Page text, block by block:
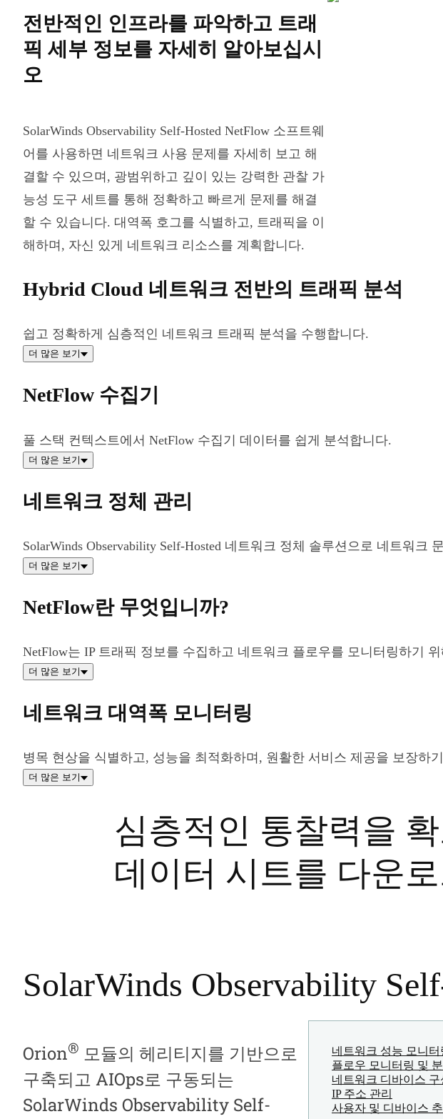
전반적인 인프라를 파악하고 트래
픽 세부 정보를 자세히 알아보십시
오
SolarWinds Observability Self-Hosted NetFlow 소프트웨
어를 사용하면 네트워크 사용 문제를 자세히 보고 해
결할 수 있으며, 광범위하고 깊이 있는 강력한 관찰 가
능성 도구 세트를 통해 정확하고 빠르게 문제를 해결
할 수 있습니다. 대역폭 호그를 식별하고, 트래픽을 이
해하며, 자신 있게 네트워크 리소스를 계획합니다.
Hybrid Cloud 네트워크 전반의 트래픽 분석
쉽고 정확하게 심층적인 네트워크 트래픽 분석을 수행합니다.
더 많은 보기
NetFlow 수집기
풀 스택 컨텍스트에서 NetFlow 수집기 데이터를 쉽게 분석합니다.
더 많은 보기
네트워크 정체 관리
SolarWinds Observability Self-Hosted 네트워크 정체 솔루션으로 네트워크
더 많은 보기
NetFlow란 무엇입니까?
NetFlow는 IP 트래픽 정보를 수집하고 네트워크 플로우를 모니터링하기
더 많은 보기
네트워크 대역폭 모니터링
병목 현상을 식별하고, 성능을 최적화하며, 원활한 서비스 제공을 보장하
더 많은 보기
심층적인 통찰력을
데이터 시트를 다운
SolarWinds Observability
Orion® 모듈의 헤리티지를 기반으로
구축되고 AIOps로 구동되는
SolarWinds Observability Self-
네트워크 성능 모니터
플로우 모니터링 및
네트워크 디바이스 구
IP 주소 관리
사용자 및 디바이스